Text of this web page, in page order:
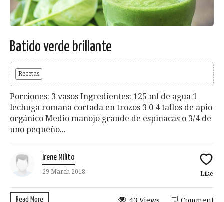
Batido verde brillante
Recetas
Porciones: 3 vasos Ingredientes: 125 ml de agua 1
lechuga romana cortada en trozos 3 0 4 tallos de apio
orgánico Medio manojo grande de espinacas o 3/4 de
uno pequeño...
Irene Milito
29 March 2018 Like
Read More Comment
43 Views